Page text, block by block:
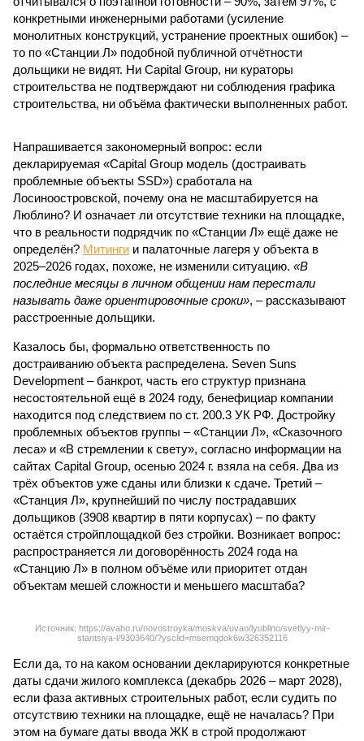
конкретными инженерными работами (усиление
монолитных конструкций, устранение проектных ошибок) –
то по «Станции Л» подобной публичной отчётности
дольщики не видят. Ни Capital Group, ни кураторы
строительства не подтверждают ни соблюдения графика
строительства, ни объёма фактически выполненных работ.
Напрашивается закономерный вопрос: если
декларируемая «Capital Group модель (достраивать
проблемные объекты SSD») сработала на
Лосиноостровской, почему она не масштабируется на
Люблино? И означает ли отсутствие техники на площадке,
что в реальности подрядчик по «Станции Л» ещё даже не
определён? Митинги и палаточные лагеря у объекта в
2025–2026 годах, похоже, не изменили ситуацию. «В
последние месяцы в личном общении нам перестали
называть даже ориентировочные сроки», – рассказывают
расстроенные дольщики.
Казалось бы, формально ответственность по
достраиванию объекта распределена. Seven Suns
Development – банкрот, часть его структур признана
несостоятельной ещё в 2024 году, бенефициар компании
находится под следствием по ст. 200.3 УК РФ. Достройку
проблемных объектов группы – «Станции Л», «Сказочного
леса» и «В стремлении к свету», согласно информации на
сайтах Capital Group, осенью 2024 г. взяла на себя. Два из
трёх объектов уже сданы или близки к сдаче. Третий –
«Станция Л», крупнейший по числу пострадавших
дольщиков (3908 квартир в пяти корпусах) – по факту
остаётся стройплощадкой без стройки. Возникает вопрос:
распространяется ли договорённость 2024 года на
«Станцию Л» в полном объёме или приоритет отдан
объектам мешей сложности и меньшего масштаба?
Источник: https://avaho.ru/novostroyka/moskva/uvao/lyublino/svetlyy-mir-
stantsiya-l/9303640/?ysclid=msemqdok6w326352116
Если да, то на каком основании декларируются конкретные
даты сдачи жилого комплекса (декабрь 2026 – март 2028),
если фаза активных строительных работ, если судить по
отсутствию техники на площадке, ещё не началась? При
этом на бумаге даты ввода ЖК в строй продолжают